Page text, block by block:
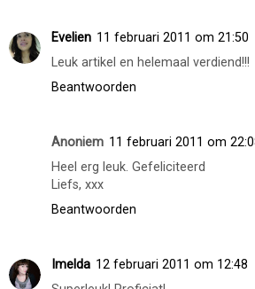
Petra
11 februari 2011 om 13:21
Superleuk artikeltje!!! Congrats!!
Evelien 11 februari 2011 om 21:50
Leuk artikel en helemaal verdiend!!!
Anoniem 11 februari 2011 om 22:08